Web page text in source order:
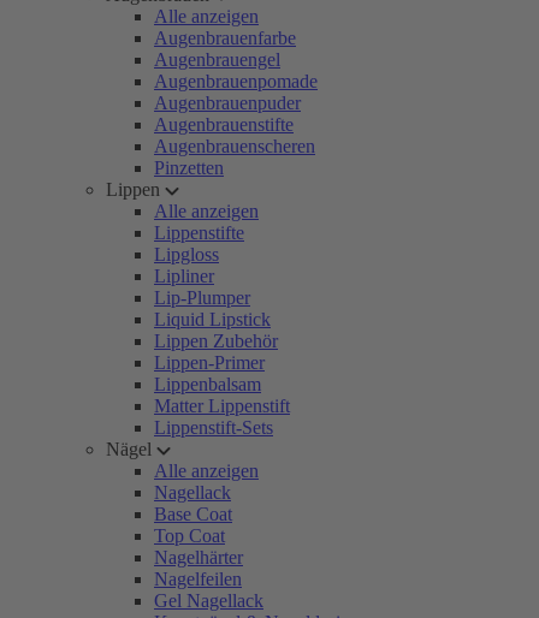
Alle anzeigen
Augenbrauenfarbe
Augenbrauengel
Augenbrauenpomade
Augenbrauenpuder
Augenbrauenstifte
Augenbrauenscheren
Pinzetten
Lippen
Alle anzeigen
Lippenstifte
Lipgloss
Lipliner
Lip-Plumper
Liquid Lipstick
Lippen Zubehör
Lippen-Primer
Lippenbalsam
Matter Lippenstift
Lippenstift-Sets
Nägel
Alle anzeigen
Nagellack
Base Coat
Top Coat
Nagelhärter
Nagelfeilen
Gel Nagellack